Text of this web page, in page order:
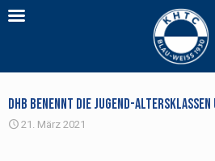
DHB benennt die Jugend-Altersklassen
21. März 2021